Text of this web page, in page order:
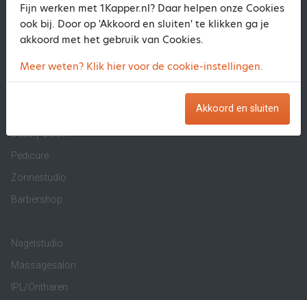
Online Agenda Kapsalon
Stoelverhuur
Kassasysteem Kapsalon
Maak ook online je afspraak
Beauty salon
Pedicure
Zonnestudio
Barbershop
Nagelstudio
Massagesalon
IPL/Ontharen
Fijn werken met 1Kapper.nl? Daar helpen onze Cookies
ook bij. Door op 'Akkoord en sluiten' te klikken ga je
akkoord met het gebruik van Cookies.
Meer weten? Klik hier voor de cookie-instellingen.
Akkoord en sluiten